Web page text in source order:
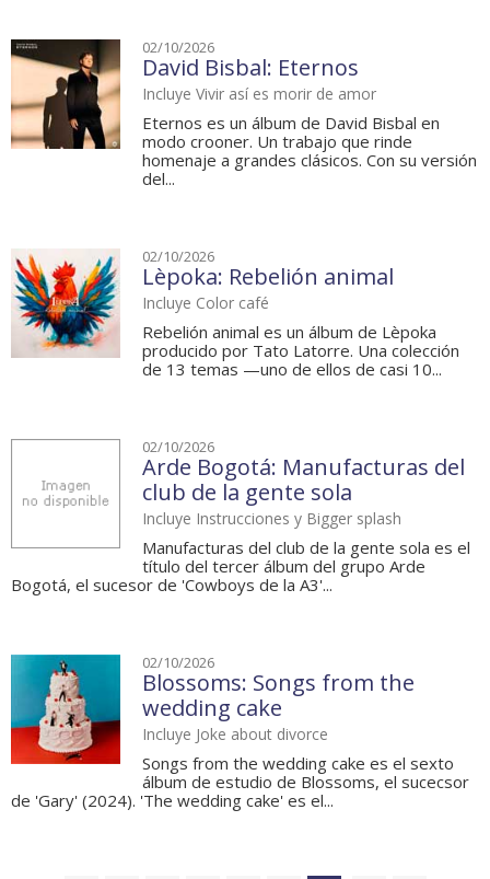
02/10/2026
David Bisbal: Eternos
Incluye Vivir así es morir de amor
Eternos es un álbum de David Bisbal en
modo crooner. Un trabajo que rinde
homenaje a grandes clásicos. Con su versión
del...
02/10/2026
Lèpoka: Rebelión animal
Incluye Color café
Rebelión animal es un álbum de Lèpoka
producido por Tato Latorre. Una colección
de 13 temas —uno de ellos de casi 10...
02/10/2026
Arde Bogotá: Manufacturas del
club de la gente sola
Incluye Instrucciones y Bigger splash
Manufacturas del club de la gente sola es el
título del tercer álbum del grupo Arde
Bogotá, el sucesor de 'Cowboys de la A3'...
02/10/2026
Blossoms: Songs from the
wedding cake
Incluye Joke about divorce
Songs from the wedding cake es el sexto
álbum de estudio de Blossoms, el sucecsor
de 'Gary' (2024). 'The wedding cake' es el...